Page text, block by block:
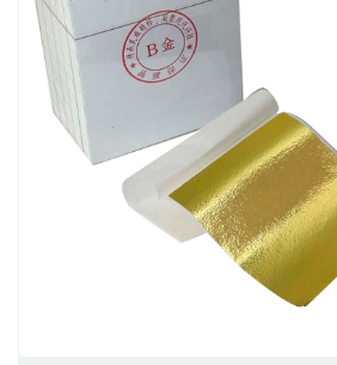
Bước 2: Phủ 1 lớp keo lên các điểm
Bước 3
: Đặt các lá vàng lên các vị trí
chổi dập vàng để lá vàng bám dính
chổi dặm vàng rồi xoay chổi theo
vàng được bóng đẹp. Có thể dùng
lên bề mặt vàng vừa dát cho vàng
: Vệ sinh những điểm vừa
các dụng cụ sau: cọ, súng xịt hơi, dầu
: Phun/quét phủ bảo vệ lớp dát